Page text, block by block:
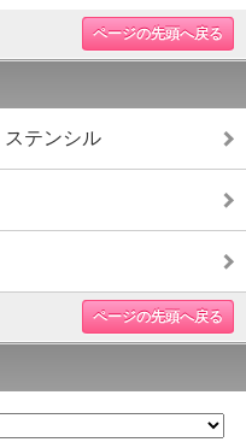
ページの先頭へ戻る
ステンシル
ページの先頭へ戻る